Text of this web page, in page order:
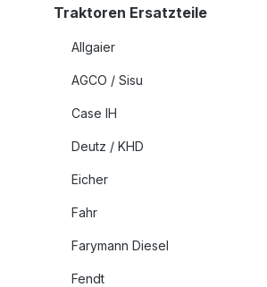
Traktoren Ersatzteile
Allgaier
AGCO / Sisu
Case IH
Deutz / KHD
Eicher
Fahr
Farymann Diesel
Fendt